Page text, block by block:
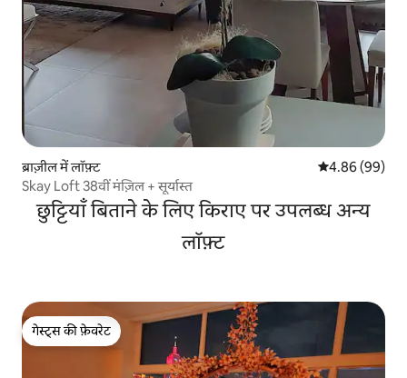
ब्राज़ील में लॉफ़्ट औसत रेटिंग 5 में
4.86 (99)
Skay Loft 38वीं मंज़िल + सूर्यास्त
छुट्टियाँ बिताने के लिए किराए पर उपलब्ध अन्य
लॉफ़्ट
गेस्ट्स की फ़ेवरेट
गेस्ट्स की फ़ेवरेट